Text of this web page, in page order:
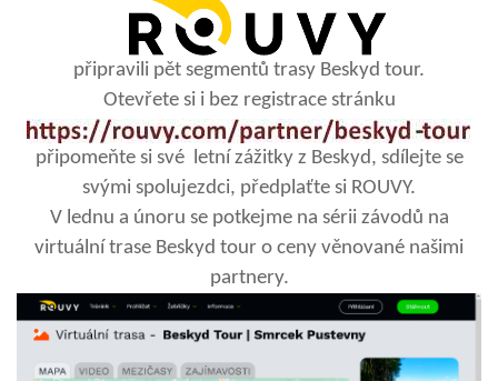
připravili pět segmentů trasy Beskyd tour.
Otevřete si i bez registrace stránku
připomeňte si své letní zážitky z Beskyd, sdílejte se
svými spolujezdci, předplaťte si ROUVY.
V lednu a únoru se potkejme na sérii závodů na
virtuální trase Beskyd tour o ceny věnované našimi
partnery.